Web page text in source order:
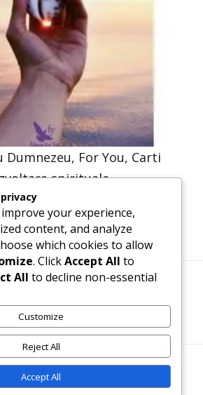
Dumnezeu, For You, Carti
spirituala
41,23lei
Protecția Datelor (GDPR)
©2026 TOATE DREPTURILE
your experience,
content, and analyze
which cookies to allow
. ClickAccept All to
All to decline non-essential
Customize
Reject All
Accept All